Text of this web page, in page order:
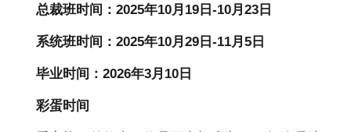
总裁班时间：2025年10月19日-10月23日
系统班时间：2025年10月29日-11月5日
毕业时间：2026年3月10日
彩蛋时间